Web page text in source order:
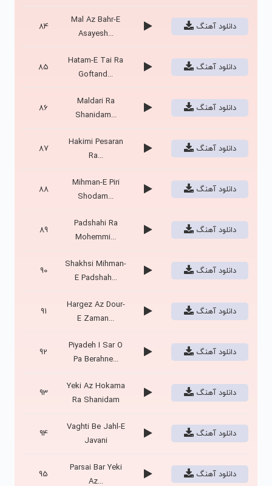
84
Mal Az Bahr-E
Asayesh...
دانلود آهنگ
85
Hatam-E Tai Ra
Goftand...
دانلود آهنگ
86
Maldari Ra
Shanidam...
دانلود آهنگ
87
Hakimi Pesaran
Ra...
دانلود آهنگ
88
Mihman-E Piri
Shodam...
دانلود آهنگ
89
Padshahi Ra
Mohemmi...
دانلود آهنگ
90
Shakhsi Mihman-
E Padshah...
دانلود آهنگ
91
Hargez Az Dour-
E Zaman...
دانلود آهنگ
92
Piyadeh I Sar O
Pa Berahne...
دانلود آهنگ
93
Yeki Az Hokama
Ra Shanidam
دانلود آهنگ
94
Vaghti Be Jahl-E
Javani
دانلود آهنگ
95
Parsai Bar Yeki
Az...
دانلود آهنگ